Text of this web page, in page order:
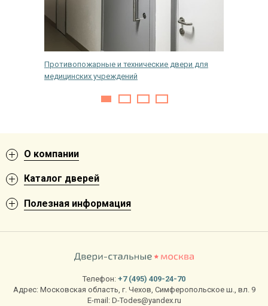
Противопожарные и технические двери для
медицинских учреждений
О компании
Каталог дверей
Полезная информация
Телефон: +7 (495) 409-24-70
Адрес: Московская область, г. Чехов, Симферопольское ш., вл. 9
E-mail: D-Todes@yandex.ru